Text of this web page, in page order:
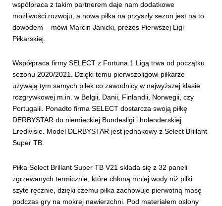
współpraca z takim partnerem daje nam dodatkowe
możliwości rozwoju, a nowa piłka na przyszły sezon jest na to
dowodem – mówi Marcin Janicki, prezes Pierwszej Ligi
Piłkarskiej.
Współpraca firmy SELECT z Fortuna 1 Ligą trwa od początku
sezonu 2020/2021. Dzięki temu pierwszoligowi piłkarze
używają tym samych piłek co zawodnicy w najwyższej klasie
rozgrywkowej m.in. w Belgii, Danii, Finlandii, Norwegii, czy
Portugalii. Ponadto firma SELECT dostarcza swoją piłkę
DERBYSTAR do niemieckiej Bundesligi i holenderskiej
Eredivisie. Model DERBYSTAR jest jednakowy z Select Brillant
Super TB.
Piłka Select Brillant Super TB V21 składa się z 32 paneli
zgrzewanych termicznie, które chłoną mniej wody niż piłki
szyte ręcznie, dzięki czemu piłka zachowuje pierwotną masę
podczas gry na mokrej nawierzchni. Pod materiałem osłony